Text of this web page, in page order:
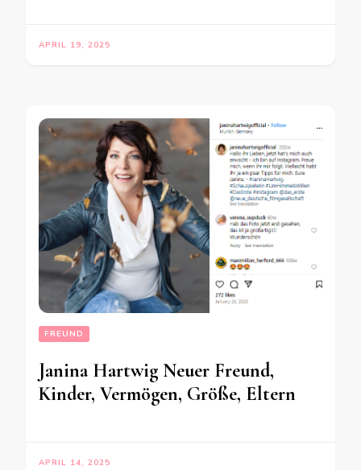
APRIL 19, 2025
FREUND
Janina Hartwig Neuer Freund,
Kinder, Vermögen, Größe, Eltern
APRIL 14, 2025